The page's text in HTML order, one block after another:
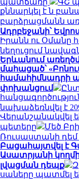
քննարկել է ն
բարձրացմանն
Ադրբեջանի՝
Իրանն ու Օմանը
նեղուցում
Երևանում
մահացած՝
համահիմնադրի
փոխանցում
նախաձեռնվել է
Վերանշանակվել
պետերը
Մեծ
Ռուսաստանի
Բացահայտվել է
Ասատրյանի
լվացման դեպք
սաները պատմել